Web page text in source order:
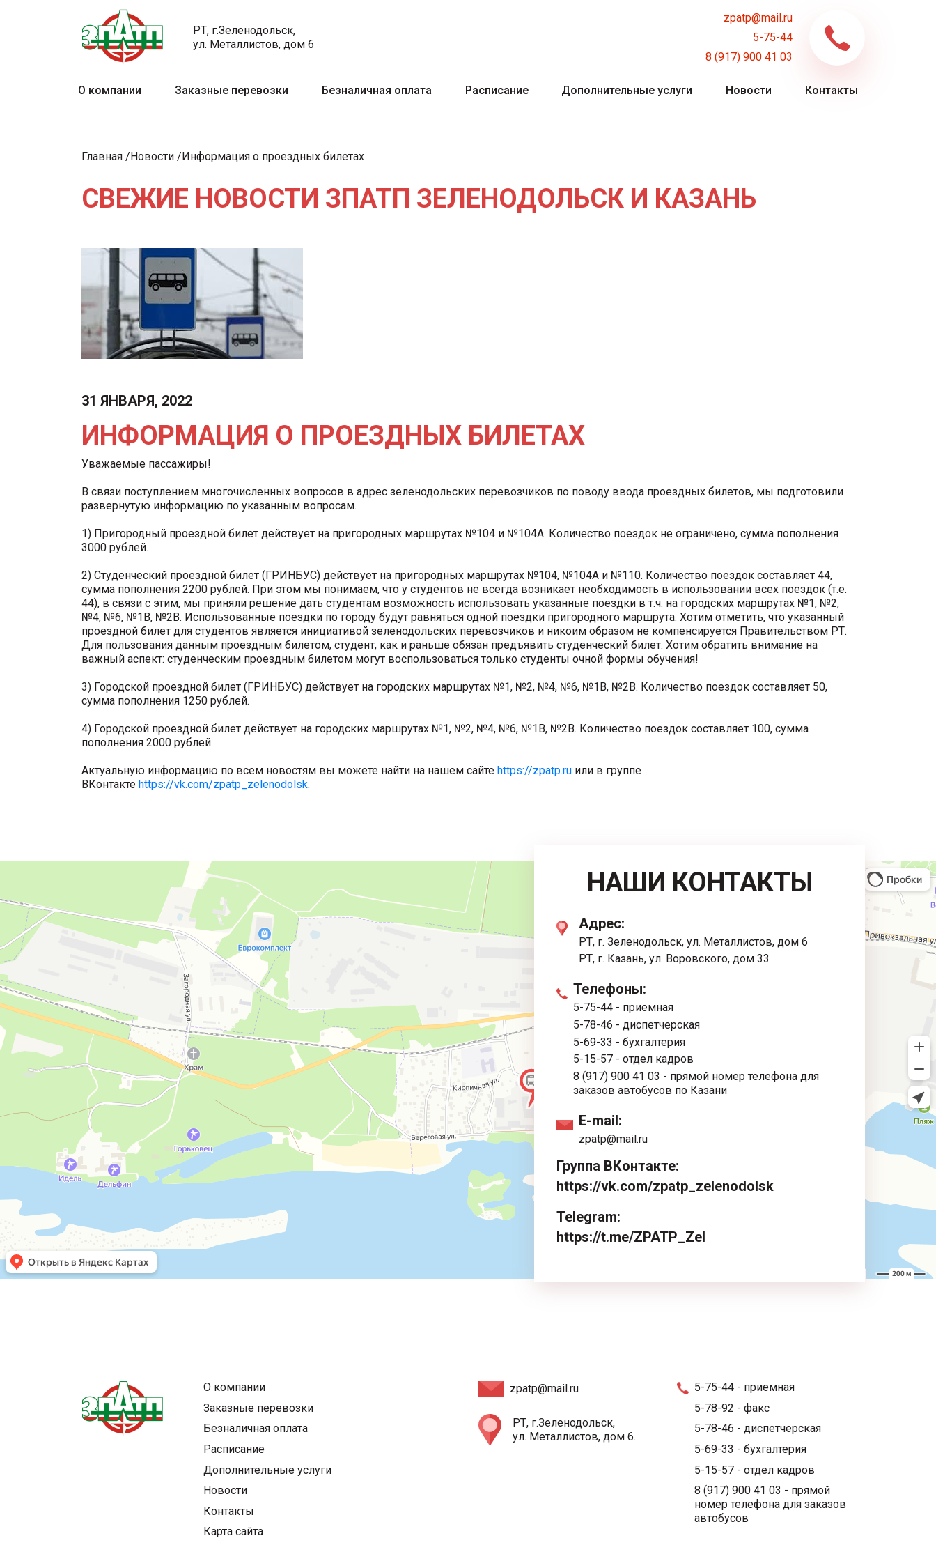
О компании Заказные перевозки Безналичная оплата Расписание Дополнительные услуги Новости Контакты
РТ, г.Зеленодольск,
ул. Металлистов, дом 6
zpatp@mail.ru
5-75-44
8 (917) 900 41 03
Главная Новости Информация о проездных билетах
СВЕЖИЕ НОВОСТИ ЗПАТП ЗЕЛЕНОДОЛЬСК И КАЗАНЬ
31 ЯНВАРЯ, 2022
ИНФОРМАЦИЯ О ПРОЕЗДНЫХ БИЛЕТАХ
Уважаемые пассажиры!
В связи поступлением многочисленных вопросов в адрес зеленодольских перевозчиков по поводу ввода проездных билетов, мы подготовили
развернутую информацию по указанным вопросам.
1) Пригородный проездной билет действует на пригородных маршрутах №104 и №104А. Количество поездок не ограничено, сумма пополнения
3000 рублей.
2) Студенческий проездной билет (ГРИНБУС) действует на пригородных маршрутах №104, №104А и №110. Количество поездок составляет 44,
сумма пополнения 2200 рублей. При этом мы понимаем, что у студентов не всегда возникает необходимость в использовании всех поездок (т.е.
44), в связи с этим, мы приняли решение дать студентам возможность использовать указанные поездки в т.ч. на городских маршрутах №1, №2,
№4, №6, №1В, №2В. Использованные поездки по городу будут равняться одной поездки пригородного маршрута. Хотим отметить, что указанный
проездной билет для студентов является инициативой зеленодольских перевозчиков и никоим образом не компенсируется Правительством РТ.
Для пользования данным проездным билетом, студент, как и раньше обязан предъявить студенческий билет. Хотим обратить внимание на
важный аспект: студенческим проездным билетом могут воспользоваться только студенты очной формы обучения!
3) Городской проездной билет (ГРИНБУС) действует на городских маршрутах №1, №2, №4, №6, №1В, №2В. Количество поездок составляет 50,
сумма пополнения 1250 рублей.
4) Городской проездной билет действует на городских маршрутах №1, №2, №4, №6, №1В, №2В. Количество поездок составляет 100, сумма
пополнения 2000 рублей.
Актуальную информацию по всем новостям вы можете найти на нашем сайте https://zpatp.ru или в группе
ВКонтакте https://vk.com/zpatp_zelenodolsk.
НАШИ КОНТАКТЫ
Адрес:
РТ, г. Зеленодольск, ул. Металлистов, дом 6
РТ, г. ​Казань, ул. Воровского, дом 33
Телефоны:
5-75-44 - приемная
5-78-46 - диспетчерская
5-69-33 - бухгалтерия
5-15-57 - отдел кадров
8 (917) 900 41 03 - прямой номер телефона для
заказов автобусов по Казани
E-mail:
zpatp@mail.ru
Группа ВКонтакте:
https://vk.com/zpatp_zelenodolsk
Telegram:
https://t.me/ZPATP_Zel
О компании
Заказные перевозки
Безналичная оплата
Расписание
Дополнительные услуги
Новости
Контакты
Карта сайта
zpatp@mail.ru
РТ, г.Зеленодольск,
ул. Металлистов, дом 6.
5-75-44 - приемная
5-78-92 - факс
5-78-46 - диспетчерская
5-69-33 - бухгалтерия
5-15-57 - отдел кадров
8 (917) 900 41 03 - прямой
номер телефона для заказов
автобусов